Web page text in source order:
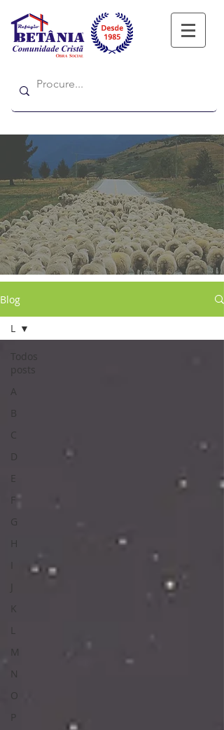
Refugio
Blog
Todos
posts
A
B
C
D
E
F
G
H
K
L
M
N
O
P
L